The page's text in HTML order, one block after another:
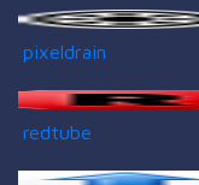
pixeldrain
redtube